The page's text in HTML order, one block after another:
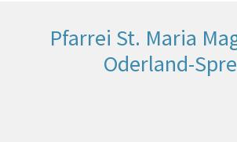
Pfarrei St. Maria
Oderland-